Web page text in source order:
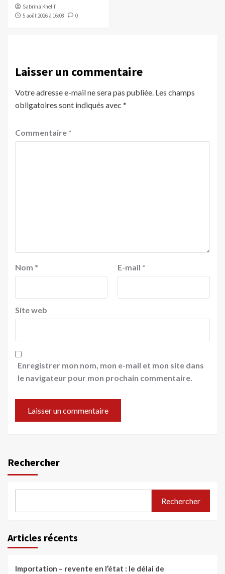
Sabrina Khelifi
5 août 2026 à 16:08
0
Laisser un commentaire
Votre adresse e-mail ne sera pas publiée. Les champs
obligatoires sont indiqués avec *
Commentaire *
Nom * E-mail *
Site web
Enregistrer mon nom, mon e-mail et mon site dans
le navigateur pour mon prochain commentaire.
Rechercher
Rechercher
Articles récents
Importation – revente en l’état : le délai de